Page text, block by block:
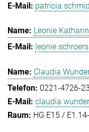
Leonie
Claudia
0221-4726-
HG E15 /